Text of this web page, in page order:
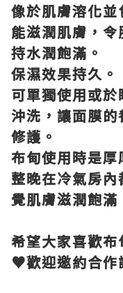
像於肌膚溶化並
能滋潤肌膚，
持水潤飽滿。
保濕效果持久。
可單獨使用或
沖洗，讓面膜
修護。
布甸使用時是
整晚在冷氣房
覺肌膚滋潤飽滿
希望大家喜歡
♥歡迎邀約合